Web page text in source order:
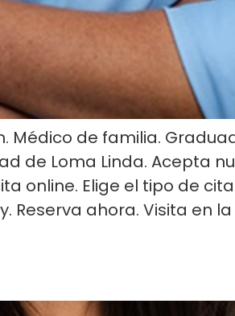
Médico de familia.
de Loma Linda. Acepta
online. Elige el tipo de
Reserva ahora. Visita en